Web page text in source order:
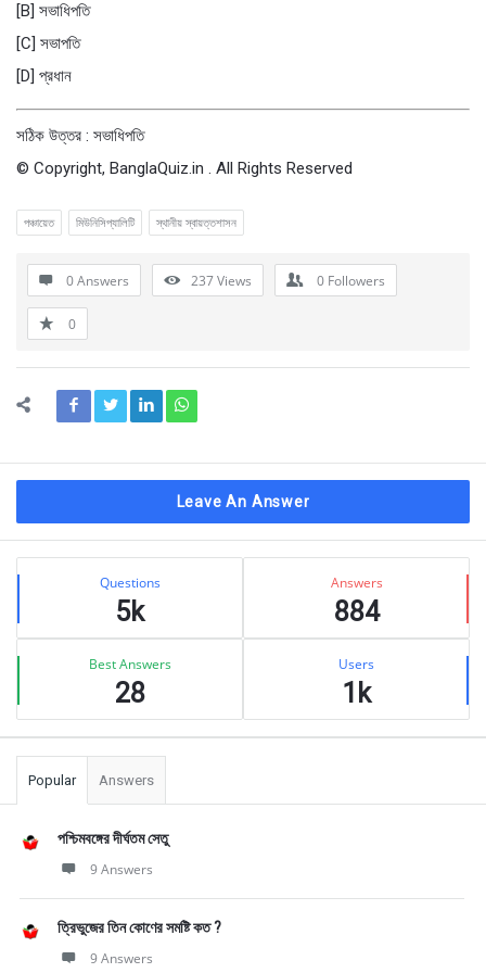
[B] সভাধিপতি
[C] সভাপতি
[D] প্রধান
সঠিক উত্তর : সভাধিপতি
© Copyright, BanglaQuiz.in . All Rights Reserved
পঞ্চায়েত মিউনিসিপ্যালিটি স্থানীয় স্বায়ত্তশাসন
0 Answers 237Views 0 Followers
0
Leave An Answer
Sidebar
Stats Questions
5k
Answers
884
Best Answers
28
Users
1k
Popular Answers
পশ্চিমবঙ্গের দীর্ঘতম সেতু
9 Answers
ত্রিভুজের তিন কোণের সমষ্টি কত ?
9 Answers